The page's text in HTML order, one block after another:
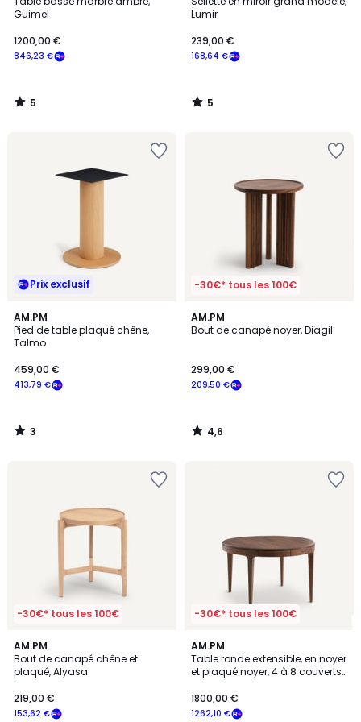
Guimel
846,23 €
1200,00 €
5
5
/
Lumir
168,64 €
239,00 €
5
5
/
Prix exclusif
AM.PM
Pied de table plaqué chêne,
Talmo
413,79 €
459,00 €
3
/
5
3
/
-30€* tous les 100€
AM.PM
Bout de canapé noyer, Diagil
209,50 €
299,00 €
4,6
/ 5
4,6
/
-30€* tous les 100€
AM.PM
Bout de canapé chêne et
plaqué, Alyasa
153,62 €
219,00 €
4,6
/ 5
-30€* tous les 100€
AM.PM
Table ronde extensible, en noyer
et plaqué noyer, 4 à 8 couverts,
1262,10 €
1800,00 €
3,4
/ 5